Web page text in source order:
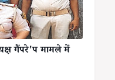
गैंपरे'प मामले में